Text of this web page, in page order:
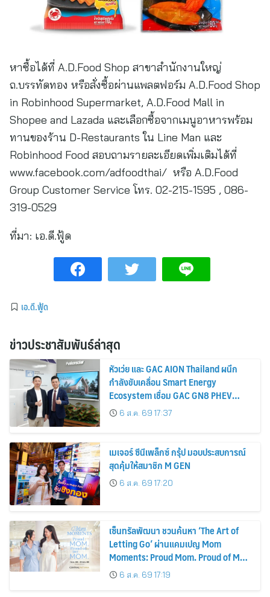
หาซื้อได้ที่ A.D.Food Shop สาขาสำนักงานใหญ่
ถ.บรรทัดทอง หรือสั่งซื้อผ่านแพลตฟอร์ม A.D.Food Shop
in Robinhood Supermarket, A.D.Food Mall in
Shopee and Lazada และเลือกซื้อจากเมนูอาหารพร้อม
ทานของร้าน D-Restaurants ใน Line Man และ
Robinhood Food สอบถามรายละเอียดเพิ่มเติมได้ที่
www.facebook.com/adfoodthai/ หรือ A.D.Food
Group Customer Service โทร. 02-215-1595 , 086-
319-0529
ที่มา: เอ.ดี.ฟู้ด
เอ.ดี.ฟู้ด
ข่าวประชาสัมพันธ์ล่าสุด
หัวเว่ย และ GAC AION Thailand ผนึก
กำลังขับเคลื่อน Smart Energy
Ecosystem เชื่อม GAC GN8 PHEV
รถยนต์ MPV ระดับพรีเมียม เข้ากับ
พลังงานแสงอาทิตย์ภายในบ้าน
6 ส.ค. 69 17:37
เมเจอร์ ซีนีเพล็กซ์ กรุ้ป มอบประสบการณ์
สุดคุ้มให้สมาชิก M GEN
6 ส.ค. 69 17:20
เซ็นทรัลพัฒนา ชวนค้นหา ‘The Art of
Letting Go’ ผ่านแคมเปญ Mom
Moments: Proud Mom. Proud of My
Mom.6 ส.ค. 69 17:19